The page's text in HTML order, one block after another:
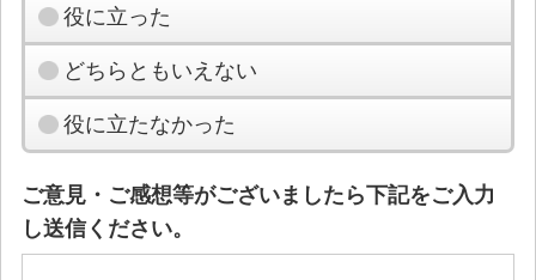
役に立った
どちらともいえない
役に立たなかった
ご意見・ご感想等がございましたら下記をご入力
し送信ください。